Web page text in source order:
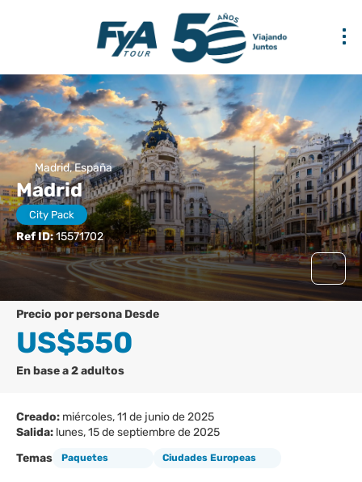
Madrid, España
Madrid
City Pack
Ref ID:15571702
precio por persona Desde
US$550
En base a 2 adultos
Creado: miércoles, 11 de junio de 2025
Salida: lunes, 15 de septiembre de 2025
Temas
Paquetes Ciudades Europeas